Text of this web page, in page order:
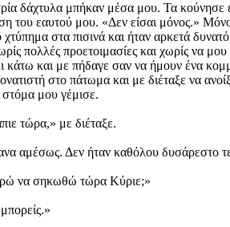
δάχτυλα μπήκαν μέσα μου. Τα κούνησε
του εαυτού μου. «Δεν είσαι μόνος.»
στα πισινά και ήταν αρκετά
πολλές προετοιμασίες και χωρίς να
κάτω και με πήδαγε σαν να ήμουν ένα
στο πάτωμα και με διέταξε να
στόμα μου γέμισε.
τώρα,» με διέταξε.
αμέσως. Δεν ήταν καθόλου δυσάρεστο
να σηκωθώ τώρα Κύριε;»